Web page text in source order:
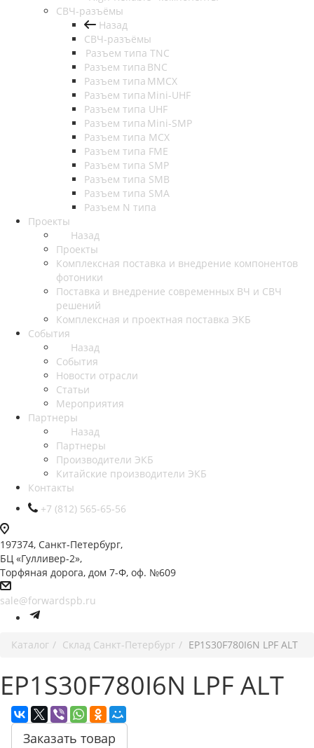
СВЧ-разъёмы
Назад
СВЧ-разъёмы
Разъем типа TNC
Разъем типа BNC
Разъем типа MMCX
Разъем типа Mini-UHF
Разъем типа UHF
Разъем типа Mini-SMP
Разъем типа MCX
Разъем типа FME
Разъем типа SMP
Разъем типа SMB
Разъем типа SMA
Разъем N типа
Проекты
Назад
Проекты
Комплексная поставка и внедрение компонентов
фотоники
Поставка и внедрение современных ВЧ и СВЧ
решений
Комплексная и проектная поставка ЭКБ
События
Назад
События
Новости отрасли
Статьи
Мероприятия
Партнеры
Назад
Партнеры
Производители ЭКБ
Китайские производители ЭКБ
Контакты
+7 (812) 565-65-56
197374, Санкт-Петербург,
БЦ «Гулливер-2»,
Торфяная дорога, дом 7-Ф, оф. №609
sale@forwardspb.ru
Каталог Cклад Санкт-Петербург EP1S30F780I6N LPF ALT
EP1S30F780I6N LPF ALT
Заказать товар